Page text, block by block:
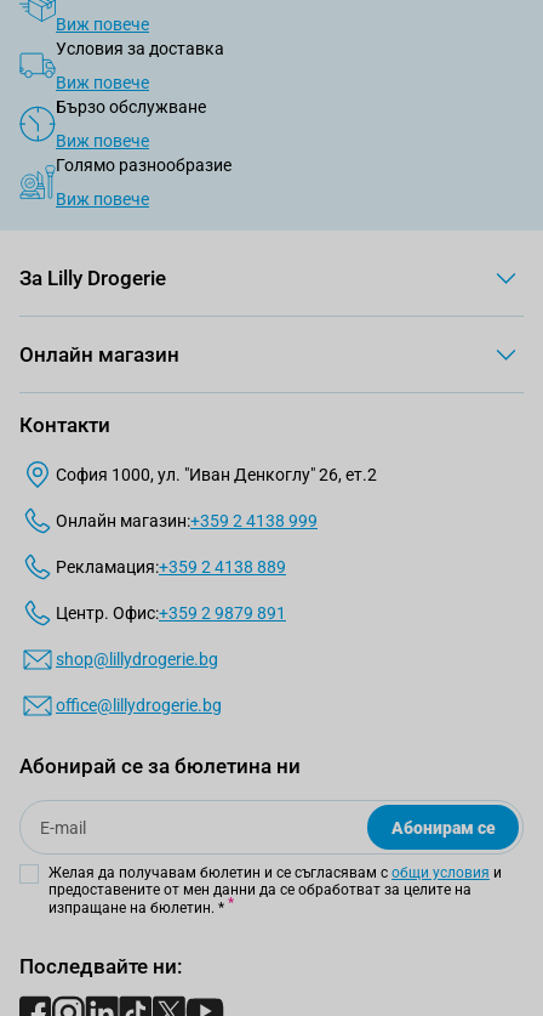
Виж повече
Условия за доставка
Виж повече
Бързо обслужване
Виж повече
Голямо разнообразие
Виж повече
За Lilly Drogerie
Онлайн магазин
Контакти
София 1000, ул. "Иван Денкоглу" 26, ет.2
Онлайн магазин:+359 2 4138 999
Рекламация:+359 2 4138 889
Центр. Офис:+359 2 9879 891
shop@lillydrogerie.bg
office@lillydrogerie.bg
Абонирай се за бюлетина ни
Email
Абонирам се
Желая да получавам бюлетин и се съгласявам с общи условия и
предоставените от мен данни да се обработват за целите на
изпращане на бюлетин. *
Последвайте ни: